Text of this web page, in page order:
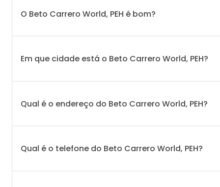
O Beto Carrero World, PEH é bom?
Em que cidade está o Beto Carrero World, PEH?
Qual é o endereço do Beto Carrero World, PEH?
Qual é o telefone do Beto Carrero World, PEH?